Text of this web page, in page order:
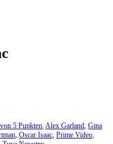
5 Punkten,Alex Garland, Gina
, Oscar Isaac, Prime Video,